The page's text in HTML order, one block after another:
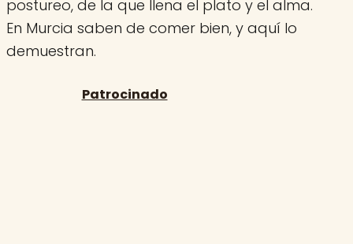
postureo, de la que llena el plato y el alma.
En Murcia saben de comer bien, y aquí lo
demuestran.